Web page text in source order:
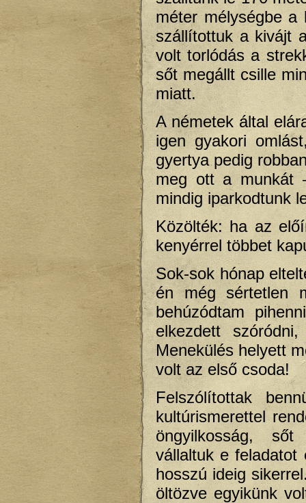
méter mélységbe a
szállítottuk a kivájt
volt torlódás a
sőt megállt csille
miatt.
A németek által
igen gyakori
gyertya pedig
meg ott a munkát
mindig iparkodtunk
Közölték: ha az
kenyérrel többet
Sok-sok hónap
én még sértetlen
behúzódtam
elkezdett
Menekülés helyett
volt az első csoda!
Felszólítottak
kultúrismerettel
öngyilkosság, sőt
vállaltuk e feladatot
hosszú ideig
öltözve egyikünk